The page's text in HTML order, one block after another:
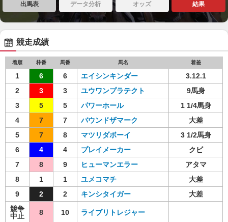
出馬表 データ分析 オッズ 結果
競走成績
着順 枠番 馬番 馬名 着差
1 6 6 エイシンキンダー
3.12.1
2
3 3 ユウワンプラテクト
9馬身
3
5 5 パワーホール
1 1/4馬身
4
7 7 バウンドザマーク
大差
5
7 8 マツリダボーイ
3 1/2馬身
6
4 4 プレイメーカー
クビ
7
8 9 ヒューマンエラー
アタマ
8
1 1 ユメコマチ
大差
9
2 2 キンシタイガー
大差
競争
中止
8 10 ライブリトレジャー